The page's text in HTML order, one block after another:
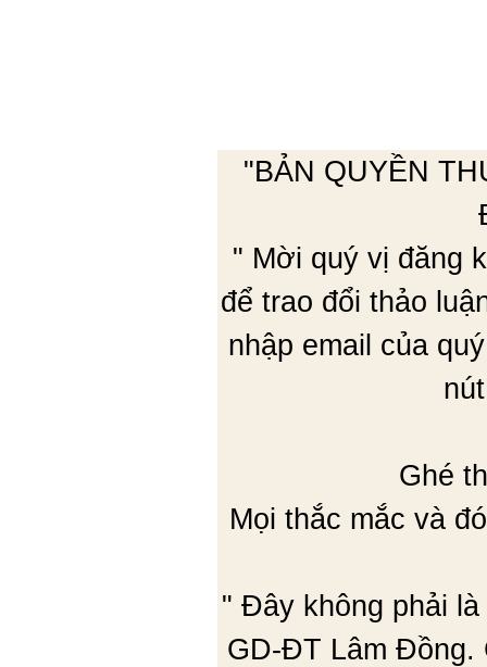
"BẢN QUYỀN
" Mời quý vị đăng
để trao đổi thảo
nhập email của
Ghé
Mọi thắc mắc và
" Đây không phải
GD-ĐT Lâm Đồng.